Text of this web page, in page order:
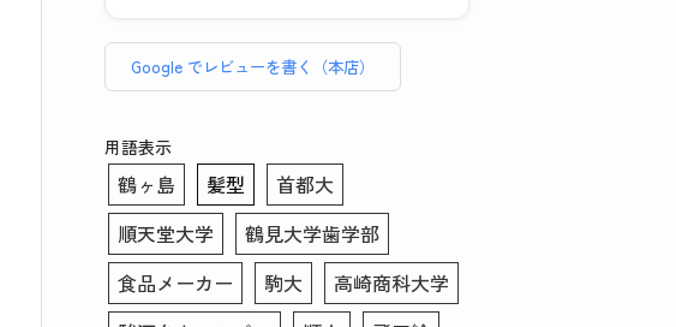
だけるので助かりました。この度はありがと
うございました！！
ば数百円・・・決して安くはありません。し
かしとても気づきのある貴重な体験でした。
総じてリーズナブルと言えます。
普段被写体になることがなく、スーツ姿にな
る事も滅多にない私、どんな写真写りになる
のかイメージがわかずにいました。
そのような者でも、メイクさんとカメラマン
さんお二方は丁寧に話を聞き出し、素敵な写
真を撮りましょうと寄り添って下さいまし
た。
Google でレビューを書く（本店）
用語表示
鶴ヶ島 髪型
首都大
順天堂大学
鶴見大学歯学部
食品メーカー
駒大
高崎商科大学